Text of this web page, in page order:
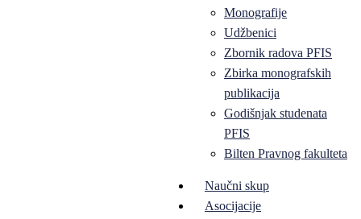
Monografije
Udžbenici
Zbornik radova PFIS
Zbirka monografskih
publikacija
Godišnjak studenata
PFIS
Bilten Pravnog fakulteta
Naučni skup
Asocijacije